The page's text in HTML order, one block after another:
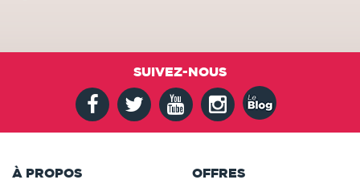
SUIVEZ-NOUS
À PROPOS OFFRES